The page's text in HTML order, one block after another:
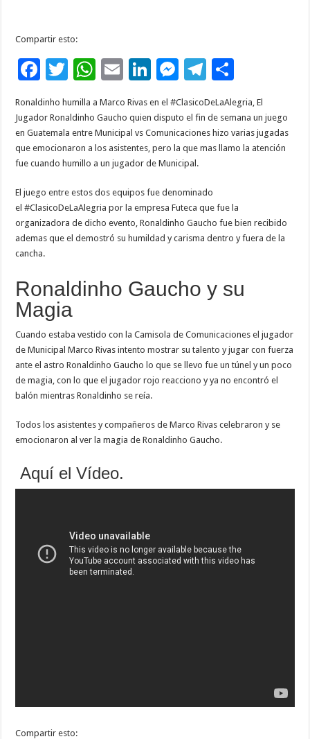
Compartir esto:
F
ac
e
b
o
k
T
wi
tt
er
W
at
sA
p
E
m
ai
l
Li
k
e
dI
M
es
se
n
g
T
e
gr
a
o
m
p
ar
r
Ronaldinho humilla a Marco Rivas en el #ClasicoDeLaAlegria, El
Jugador Ronaldinho Gaucho quien disputo el fin de semana un juego
en Guatemala entre Municipal vs Comunicaciones hizo varias jugadas
que emocionaron a los asistentes, pero la que mas llamo la atención
fue cuando humillo a un jugador de Municipal.
El juego entre estos dos equipos fue denominado
el #ClasicoDeLaAlegria por la empresa Futeca que fue la
organizadora de dicho evento, Ronaldinho Gaucho fue bien recibido
ademas que el demostró su humildad y carisma dentro y fuera de la
cancha.
Ronaldinho Gaucho y su
Magia
Cuando estaba vestido con la Camisola de Comunicaciones el jugador
de Municipal Marco Rivas intento mostrar su talento y jugar con fuerza
ante el astro Ronaldinho Gaucho lo que se llevo fue un túnel y un poco
de magia, con lo que el jugador rojo reacciono y ya no encontró el
balón mientras Ronaldinho se reía.
Todos los asistentes y compañeros de Marco Rivas celebraron y se
emocionaron al ver la magia de Ronaldinho Gaucho.
Aquí el Vídeo.
Compartir esto: